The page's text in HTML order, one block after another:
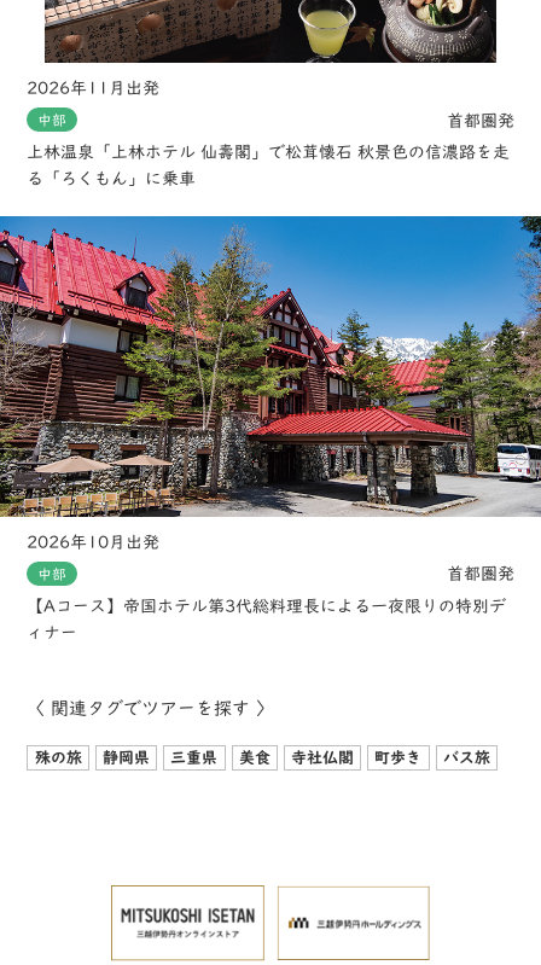
2026年11月出発
中部
首都圏発
上林温泉「上林ホテル 仙壽閣」で松茸懐石 秋景色の信濃路を走
る「ろくもん」に乗車
2026年10月出発
中部
首都圏発
【Aコース】帝国ホテル第3代総料理長による一夜限りの特別デ
ィナー
〈 関連タグでツアーを探す 〉
殊の旅 静岡県 三重県 美食 寺社仏閣 町歩き バス旅